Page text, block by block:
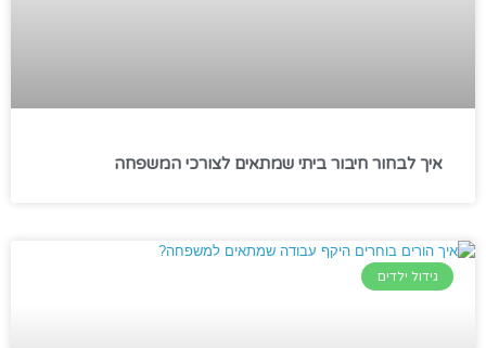
איך לבחור חיבור ביתי שמתאים לצורכי המשפחה
גידול ילדים